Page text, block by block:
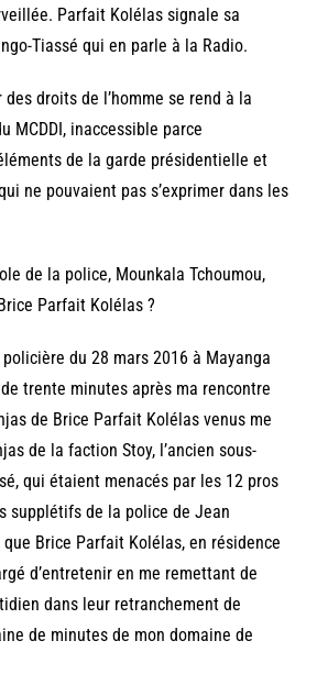
Parfait Kolélas signale sa
Tiassé qui en parle à la Radio.
droits de l’homme se rend à la
MCDDI, inaccessible parce
de la garde présidentielle et
ne pouvaient pas s’exprimer dans les
de la police, Mounkala Tchoumou,
Parfait Kolélas ?
du 28 mars 2016 à Mayanga
trente minutes après ma rencontre
de Brice Parfait Kolélas venus me
de la faction Stoy, l’ancien sous-
qui étaient menacés par les 12 pros
supplétifs de la police de Jean
Brice Parfait Kolélas, en résidence
d’entretenir en me remettant de
dans leur retranchement de
de minutes de mon domaine de